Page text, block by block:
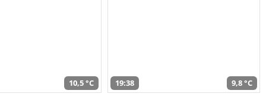
10,5 °C 19:38 9,8 °C